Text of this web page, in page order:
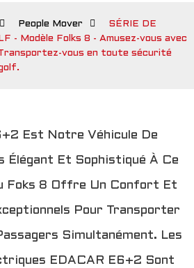
People Mover
SÉRIE DE
- Modèle Folks 8 - Amusez-vous avec
vous en toute sécurité
Est Notre Véhicule De
Élégant Et Sophistiqué À Ce
Foks 8 Offre Un Confort Et
Pour Transporter
Simultanément. Les
EDACAR E6+2 Sont